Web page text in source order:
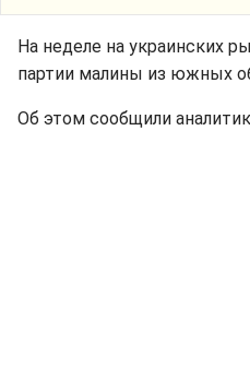
На неделе на украинских
партии малины из южных
Об этом сообщили